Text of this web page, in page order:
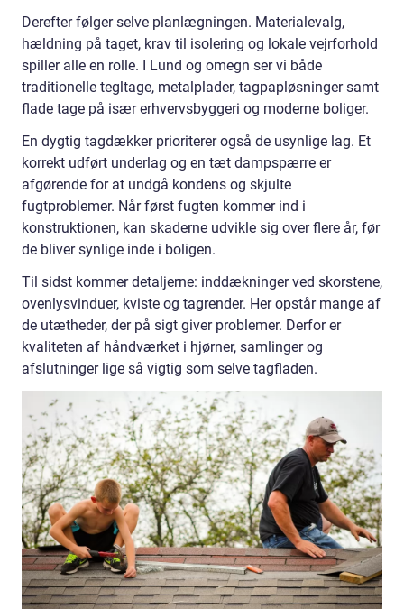
Derefter følger selve planlægningen. Materialevalg,
hældning på taget, krav til isolering og lokale vejrforhold
spiller alle en rolle. I Lund og omegn ser vi både
traditionelle tegltage, metalplader, tagpapløsninger samt
flade tage på især erhvervsbyggeri og moderne boliger.
En dygtig tagdækker prioriterer også de usynlige lag. Et
korrekt udført underlag og en tæt dampspærre er
afgørende for at undgå kondens og skjulte
fugtproblemer. Når først fugten kommer ind i
konstruktionen, kan skaderne udvikle sig over flere år, før
de bliver synlige inde i boligen.
Til sidst kommer detaljerne: inddækninger ved skorstene,
ovenlysvinduer, kviste og tagrender. Her opstår mange af
de utætheder, der på sigt giver problemer. Derfor er
kvaliteten af håndværket i hjørner, samlinger og
afslutninger lige så vigtig som selve tagfladen.